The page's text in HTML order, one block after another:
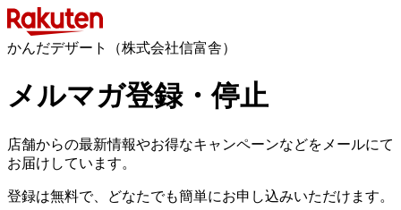
かんだデザート（株式会社信富舎）
メルマガ登録・停止
店舗からの最新情報やお得なキャンペーンなどをメールにて
お届けしています。
登録は無料で、どなたでも簡単にお申し込みいただけます。